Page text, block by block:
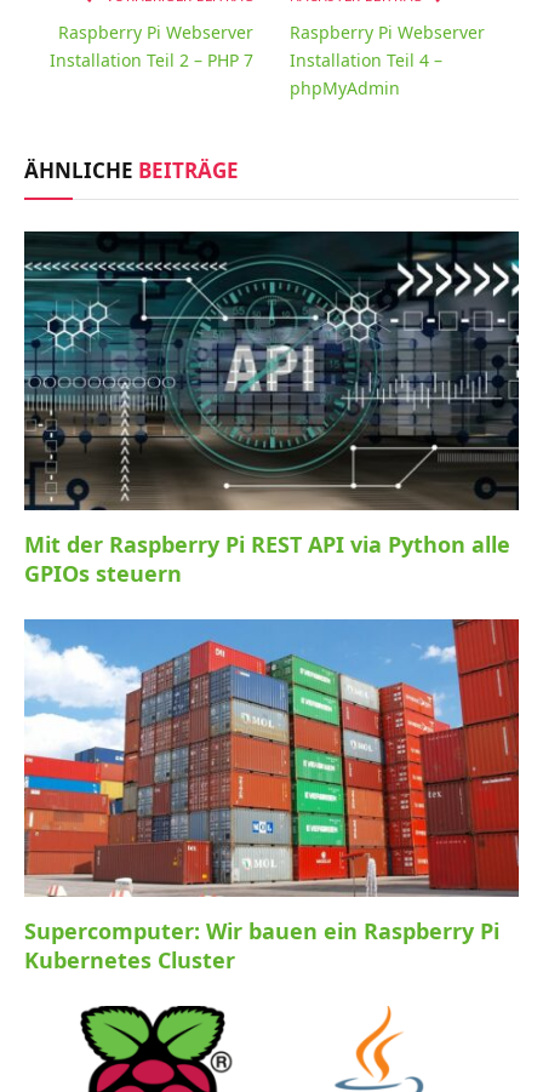
Raspberry Pi Webserver
Installation Teil 2 – PHP 7
Raspberry Pi Webserver
Installation Teil 4 –
phpMyAdmin
ÄHNLICHE BEITRÄGE
Mit der Raspberry Pi REST API via Python alle
GPIOs steuern
Supercomputer: Wir bauen ein Raspberry Pi
Kubernetes Cluster